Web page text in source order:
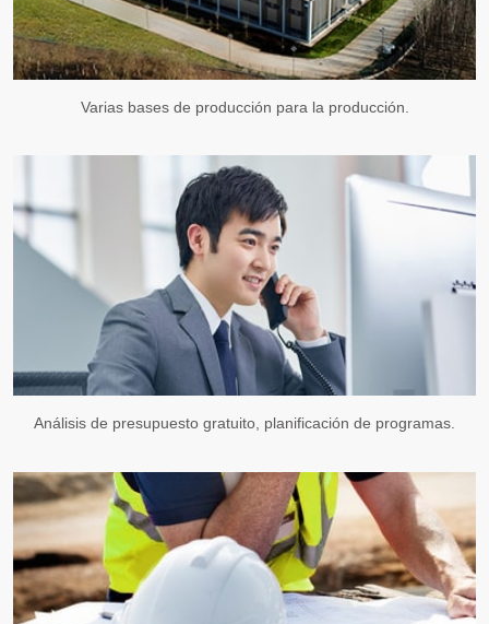
Varias bases de producción para la producción.
Análisis de presupuesto gratuito, planificación de programas.